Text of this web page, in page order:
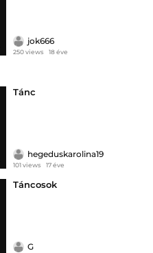
jok666
250 views 18 éve
Tánc
hegeduskarolina19
101 views 17 éve
Táncosok
G